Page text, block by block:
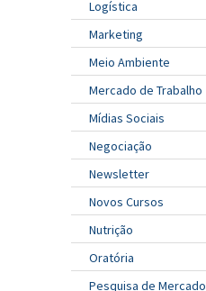
Logística
Marketing
Meio Ambiente
Mercado de Trabalho
Mídias Sociais
Negociação
Newsletter
Novos Cursos
Nutrição
Oratória
Pesquisa de Mercado